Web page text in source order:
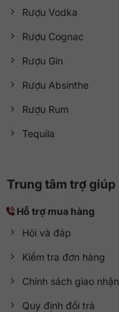
Rượu Vodka
Rượu Cognac
Rượu Gin
Rượu Absinthe
Rượu Rum
Tequila
Trung tâm trợ giúp
Hỗ trợ mua hàng
Hỏi và đáp
Kiểm tra đơn hàng
Chính sách giao nhận
Quy định đổi trả